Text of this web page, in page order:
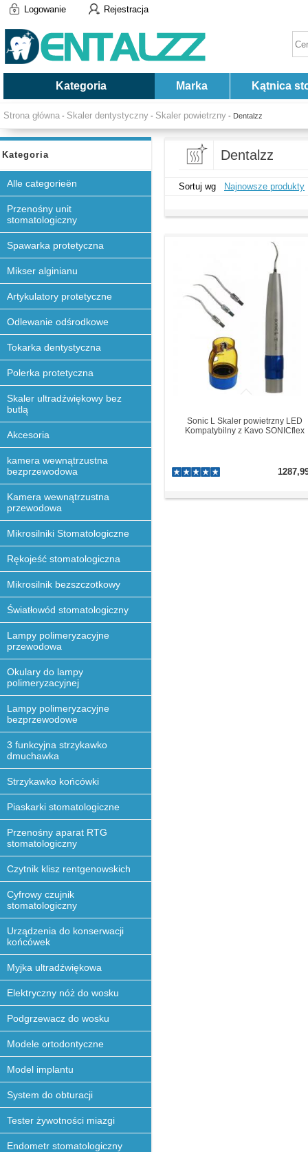
Logowanie Rejestracja
Kategoria Marka Kątnica
Strona główna - Skaler dentystyczny - Skaler powietrzny - Dentalzz
Kategoria
Alle categorieën
Przenośny unit
stomatologiczny
Spawarka protetyczna
Mikser alginianu
Artykulatory protetyczne
Odlewanie odśrodkowe
Tokarka dentystyczna
Polerka protetyczna
Skaler ultradźwiękowy bez
butlą
Akcesoria
kamera wewnątrzustna
bezprzewodowa
Kamera wewnątrzustna
przewodowa
Mikrosilniki Stomatologiczne
Rękojeść stomatologiczna
Mikrosilnik bezszczotkowy
Światłowód stomatologiczny
Lampy polimeryzacyjne
przewodowa
Okulary do lampy
polimeryzacyjnej
Lampy polimeryzacyjne
bezprzewodowe
3 funkcyjna strzykawko
dmuchawka
Strzykawko końcówki
Piaskarki stomatologiczne
Przenośny aparat RTG
stomatologiczny
Czytnik klisz rentgenowskich
Cyfrowy czujnik
stomatologiczny
Urządzenia do konserwacji
końcówek
Myjka ultradźwiękowa
Elektryczny nóż do wosku
Podgrzewacz do wosku
Modele ortodontyczne
Model implantu
System do obturacji
Tester żywotności miazgi
Endometr stomatologiczny
Dentalzz
Sortuj wg Najnowsze produkty
Sonic L Skaler powietrzny LED
Kompatybilny z Kavo SONICflex